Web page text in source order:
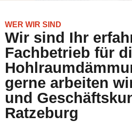
WER WIR SIND
Wir sind Ihr
Fachbetrieb für
gerne arbeiten
und
Ratzeburg